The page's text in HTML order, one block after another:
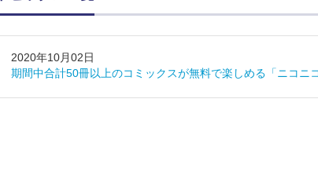
2020年10月02日
期間中合計50冊以上のコミックスが無料で楽しめる「ニコニ